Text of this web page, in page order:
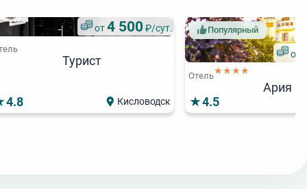
от4 500 ₽/сут.
Турист
4.8 Кисловодск
Популярный
от
Отель★★★★
Ария
4.5